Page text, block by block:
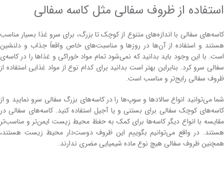
استفاده از ظروف سفالی مثل کاسه سفالی
کاسه‌های سفالی با اندازه‌های متنوع از کوچک تا بزرگ، برای سرو غذا بسیار مناسب
هستند و استفاده از آن‌ها در روزها و مناسبت‌های خاص واقعاً جذاب و دلنشین
است. با این وجود باید بدانید که نمی‌شود تمام مواد خوراکی و غذا‌ها را در کاسه‌ی
سفالی سرو کرد. بنابراین بهتر است بدانید برای کدام نوع از مواد غذایی استفاده از
ظروف سفالی رایج‌تر و مناسب است.
شما می‌توانید انواع سالاد‌ها و سوپ‌ها را در کاسه‌های بزرگ سفالی سرو نمایید و از
کاسه‌های کوچک سفالی برای بستنی و یا آجیل استفاده کنید. کاسه‌های سفالی در
مقایسه با انواع دیگر کاسه‌ها برای کمک به حفظ محیط زیست ایمن‌تر و مناسب‌تر
هستند. در واقع می‌توانیم بگوییم این ظروف دوست‌دار محیط زیست هستند،
همچنین ظروف سفالی هیچ نوع ماده شیمیایی مضری ندارند.